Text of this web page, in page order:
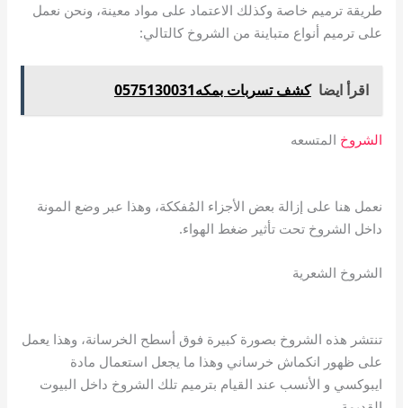
طريقة ترميم خاصة وكذلك الاعتماد على مواد معينة، ونحن نعمل
على ترميم أنواع متباينة من الشروخ كالتالي:
اقرأ ايضا كشف تسربات بمكه0575130031
الشروخ المتسعه
نعمل هنا على إزالة بعض الأجزاء المُفككة، وهذا عبر وضع المونة
داخل الشروخ تحت تأثير ضغط الهواء.
الشروخ الشعرية
تنتشر هذه الشروخ بصورة كبيرة فوق أسطح الخرسانة، وهذا يعمل
على ظهور انكماش خرساني وهذا ما يجعل استعمال مادة
ايبوكسي و الأنسب عند القيام بترميم تلك الشروخ داخل البيوت